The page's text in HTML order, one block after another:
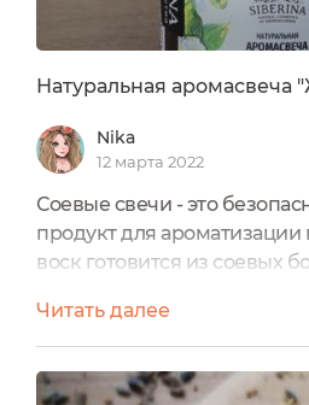
Натуральная аромасвеча
Nika
12 марта 2022
Соевые свечи - это
продукт для ароматизации
воск готовится из соевых
горении.Соевый воск не
смешивается с эфирным
передает все тонкости
Читать далее